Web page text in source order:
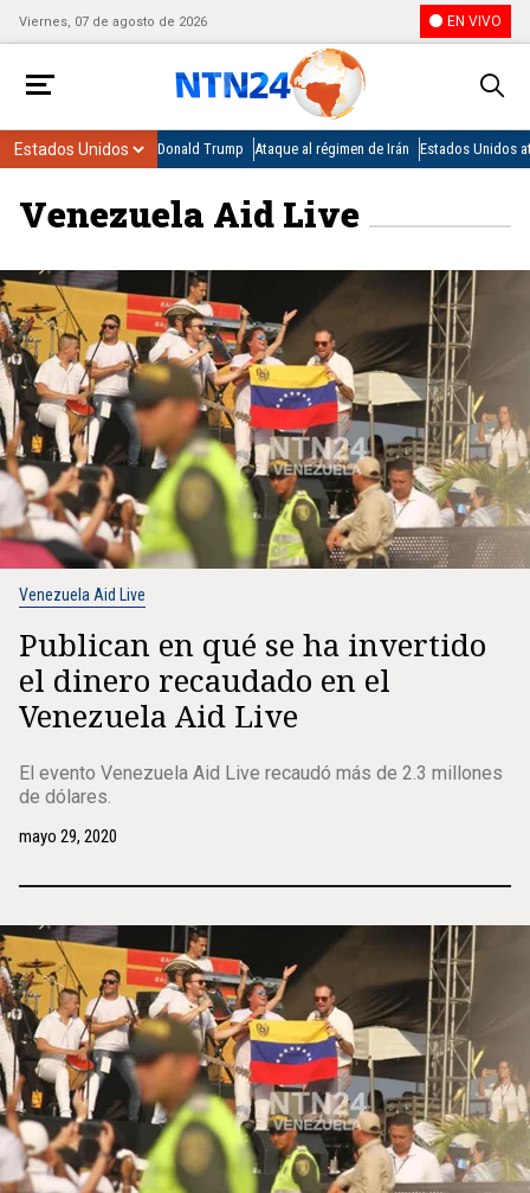
Viernes, 07 de agosto de 2026 EN VIVO
Donald Trump Ataque al régimen de Irán Estados Unidos
Venezuela Aid Live
Venezuela Aid Live
Publican en qué se ha invertido
el dinero recaudado en el
Venezuela Aid Live
El evento Venezuela Aid Live recaudó más de 2.3 millones
de dólares.
mayo 29, 2020